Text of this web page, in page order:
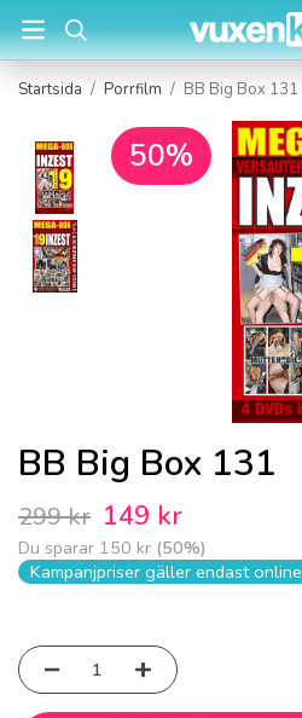
Startsida / Porrfilm / BB Big Box 131
50%
BB Big Box 131
299 kr 149 kr
Du sparar 150 kr (50%)
Kampanjpriser gäller endast online